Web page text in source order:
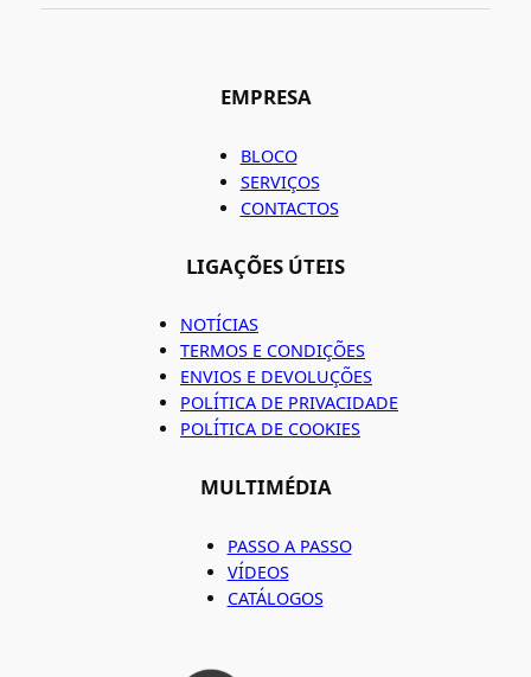
EMPRESA
BLOCO
SERVIÇOS
CONTACTOS
LIGAÇÕES ÚTEIS
NOTÍCIAS
TERMOS E CONDIÇÕES
ENVIOS E DEVOLUÇÕES
POLÍTICA DE PRIVACIDADE
POLÍTICA DE COOKIES
MULTIMÉDIA
PASSO A PASSO
VÍDEOS
CATÁLOGOS